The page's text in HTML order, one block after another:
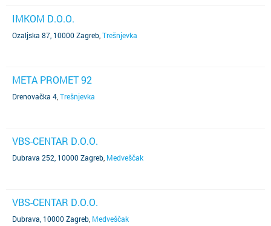
IMKOM D.O.O.
Ozaljska 87, 10000 Zagreb Trešnjevka
META PROMET 92
Drenovačka 4 Trešnjevka
VBS-CENTAR D.O.O.
Dubrava 252, 10000 Zagreb Medveščak
VBS-CENTAR D.O.O.
Dubrava, 10000 Zagreb Medveščak